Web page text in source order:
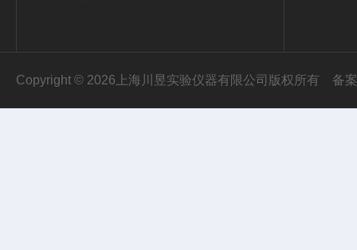
Copyright © 2026上海川昱实验仪器有限公司版权所有 备